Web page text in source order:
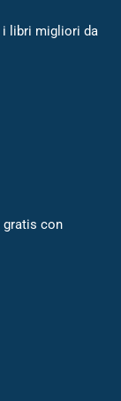
i libri migliori da
con